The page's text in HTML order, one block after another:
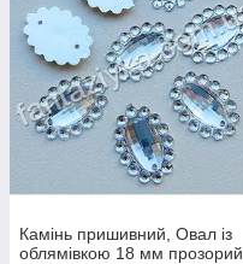
Камінь пришивний, Овал із
облямівкою 18 мм прозорий